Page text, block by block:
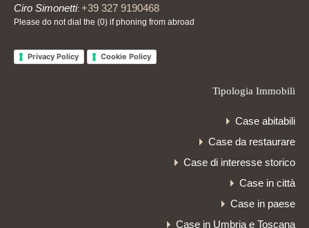
Ciro Simonetti: +39 327 9190468
Please do not dial the (0) if phoning from abroad
Privacy Policy Cookie Policy
Tipologia Immobili
Case abitabili
Case da restaurare
Case di interesse storico
Case in città
Case in paese
Case in Umbria e Toscana